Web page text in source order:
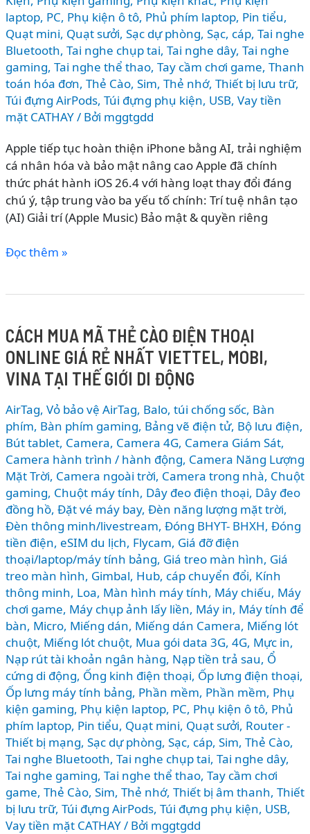
laptop, PC, Phụ kiện ô tô, Phủ phím laptop, Pin tiểu,
Quạt mini, Quạt sưởi, Sạc dự phòng, Sạc, cáp, Tai nghe
Bluetooth, Tai nghe chụp tai, Tai nghe dây, Tai nghe
gaming, Tai nghe thể thao, Tay cầm chơi game, Thanh
toán hóa đơn, Thẻ Cào, Sim, Thẻ nhớ, Thiết bị lưu trữ,
Túi đựng AirPods, Túi đựng phụ kiện, USB, Vay tiền
mặt CATHAY/ Bởi mggtgdd
Apple tiếp tục hoàn thiện iPhone bằng AI, trải nghiệm
cá nhân hóa và bảo mật nâng cao Apple đã chính
thức phát hành iOS 26.4 với hàng loạt thay đổi đáng
chú ý, tập trung vào ba yếu tố chính: Trí tuệ nhân tạo
(AI) Giải trí (Apple Music) Bảo mật & quyền riêng
iOS
Bổ
sung
loạt
tính
năng
AI,
nâng
cấp
Apple
Music
và
bảo
mật
mạnh
mẽ
Đọc thêm »
CÁCH MUA MÃ THẺ CÀO ĐIỆN THOẠI
ONLINE GIÁ RẺ NHẤT VIETTEL, MOBI,
VINA TẠI THẾ GIỚI DI ĐỘNG
AirTag, Vỏ bảo vệ AirTag, Balo, túi chống sốc, Bàn
phím, Bàn phím gaming, Bảng vẽ điện tử, Bộ lưu điện,
Bút tablet, Camera, Camera 4G, Camera Giám Sát,
Camera hành trình / hành động, Camera Năng Lượng
Mặt Trời, Camera ngoài trời, Camera trong nhà, Chuột
gaming, Chuột máy tính, Dây đeo điện thoại, Dây đeo
đồng hồ, Đặt vé máy bay, Đèn năng lượng mặt trời,
Đèn thông minh/livestream, Đóng BHYT- BHXH, Đóng
tiền điện, eSIM du lịch, Flycam, Giá đỡ điện
thoại/laptop/máy tính bảng, Giá treo màn hình, Giá
treo màn hình, Gimbal, Hub, cáp chuyển đổi, Kính
thông minh, Loa, Màn hình máy tính, Máy chiếu, Máy
chơi game, Máy chụp ảnh lấy liền, Máy in, Máy tính để
bàn, Micro, Miếng dán, Miếng dán Camera, Miếng lót
chuột, Miếng lót chuột, Mua gói data 3G, 4G, Mực in,
Nạp rút tài khoản ngân hàng, Nạp tiền trả sau, Ổ
cứng di động, Ống kinh điện thoại, Ốp lưng điện thoại,
Ốp lưng máy tính bảng, Phần mềm, Phần mềm, Phụ
kiện gaming, Phụ kiện laptop, PC, Phụ kiện ô tô, Phủ
phím laptop, Pin tiểu, Quạt mini, Quạt sưởi, Router -
Thiết bị mạng, Sạc dự phòng, Sạc, cáp, Sim, Thẻ Cào,
Tai nghe Bluetooth, Tai nghe chụp tai, Tai nghe dây,
Tai nghe gaming, Tai nghe thể thao, Tay cầm chơi
game, Thẻ Cào, Sim, Thẻ nhớ, Thiết bị âm thanh, Thiết
bị lưu trữ, Túi đựng AirPods, Túi đựng phụ kiện, USB,
Vay tiền mặt CATHAY/ Bởi mggtgdd